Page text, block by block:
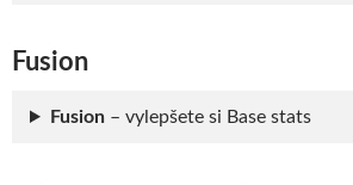
Fusion
Fusion– vylepšete si Base stats